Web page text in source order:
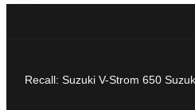
Recall: Suzuki V-Strom 650